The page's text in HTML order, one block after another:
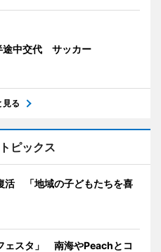
途中交代 サッカー
見る
ピックス
活 「地域の子どもたちを喜
ェスタ」 南海やPeachとコ